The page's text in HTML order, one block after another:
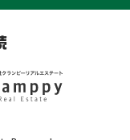
県
調査
ブル